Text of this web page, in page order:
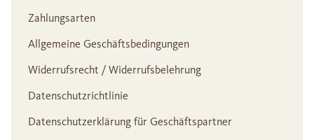
Zahlungsarten
Allgemeine Geschäftsbedingungen
Widerrufsrecht / Widerrufsbelehrung
Datenschutzrichtlinie
Datenschutzerklärung für Geschäftspartner